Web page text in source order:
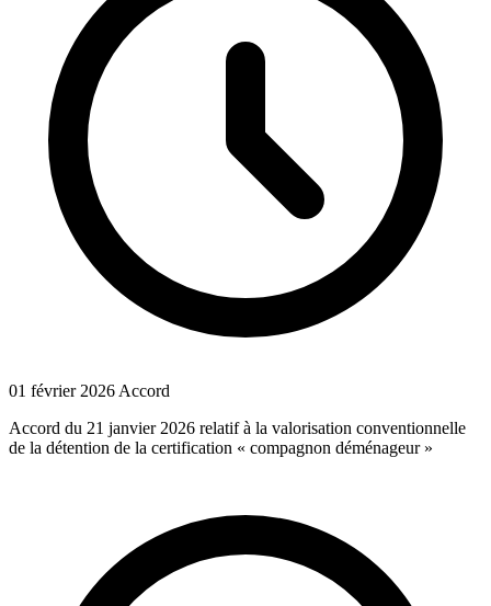
01 février 2026 Accord
Accord du 21 janvier 2026 relatif à la valorisation conventionnelle
de la détention de la certification « compagnon déménageur »